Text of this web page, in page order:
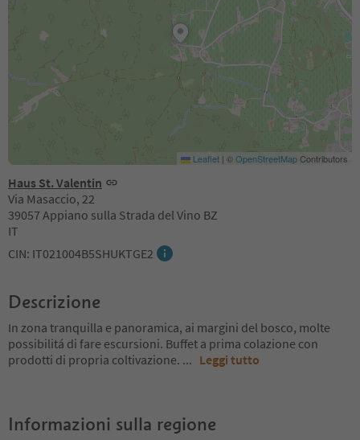
Haus St. Valentin
Via Masaccio, 22
39057 Appiano sulla Strada del Vino BZ
IT
CIN: IT021004B5SHUKTGE2
Leaflet | ©OpenStreetMapContributors
Descrizione
In zona tranquilla e panoramica, ai margini del bosco, molte
possibilitá di fare escursioni. Buffet a prima colazione con
prodotti di propria coltivazione. ... Leggi tutto
Informazioni sulla regione